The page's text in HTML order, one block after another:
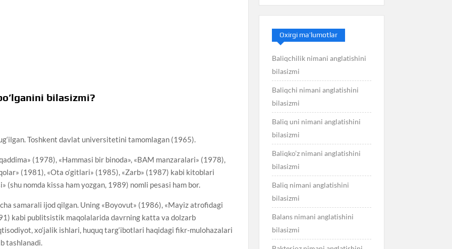
bilasizmi?
Toshkent davlat universitetini tamomlagan (1965).
(1978), «Hammasi bir binoda», «BAM manzaralari» (1978),
(1981), «Ota o‘gitlari» (1985), «Zarb» (1987) kabi kitoblari
(shu nomda kissa ham yozgan, 1989) nomli pesasi ham bor.
samarali ijod qilgan. Uning «Boyovut» (1986), «Mayiz atrofidagi
kabi publitsistik maqolalarida davrning katta va dolzarb
xo‘jalik ishlari, huquq targ‘ibotlari haqidagi fikr-mulohazalari
tashlanadi.
Oxirgi ma’lumotlar
Baliqchilik nimani anglatishini
bilasizmi
Baliqchi nimani anglatishini
bilasizmi
Baliq uni nimani anglatishini
bilasizmi
Baliqko’z nimani anglatishini
bilasizmi
Baliq nimani anglatishini
bilasizmi
Balans nimani anglatishini
bilasizmi